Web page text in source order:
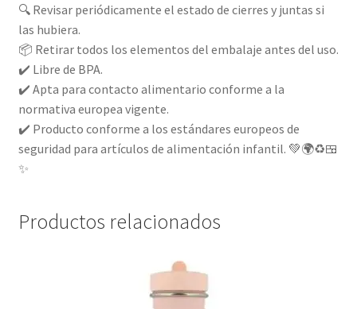
🔍 Revisar periódicamente el estado de cierres y juntas si
las hubiera.
📦 Retirar todos los elementos del embalaje antes del uso.
✔️ Libre de BPA.
✔️ Apta para contacto alimentario conforme a la
normativa europea vigente.
✔️ Producto conforme a los estándares europeos de
seguridad para artículos de alimentación infantil. 💚🌍♻️🍱
✨
Productos relacionados